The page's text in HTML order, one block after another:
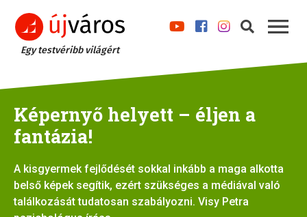
Egy testvéribb világért
Képernyő helyett – éljen a
fantázia!
A kisgyermek fejlődését sokkal inkább a maga alkotta
belső képek segítik, ezért szükséges a médiával való
találkozását tudatosan szabályozni. Visy Petra